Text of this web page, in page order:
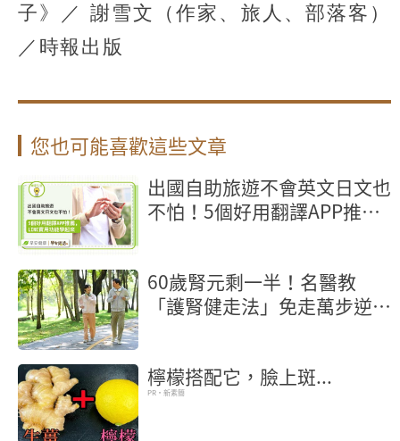
子》／ 謝雪文（作家、旅人、部落客）
／時報出版
您也可能喜歡這些文章
出國自助旅遊不會英文日文也
不怕！5個好用翻譯APP推
60歲腎元剩一半！名醫教
「護腎健走法」免走萬步逆轉
檸檬搭配它，臉上斑...
PR・新素簡